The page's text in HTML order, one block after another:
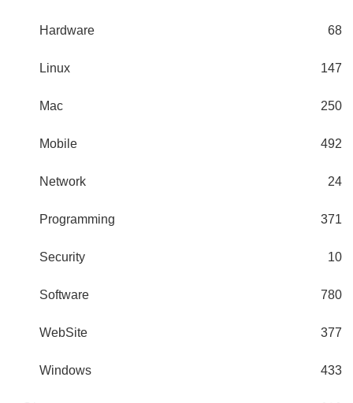
Hardware 68
Linux 147
Mac 250
Mobile 492
Network 24
Programming 371
Security 10
Software 780
WebSite 377
Windows 433